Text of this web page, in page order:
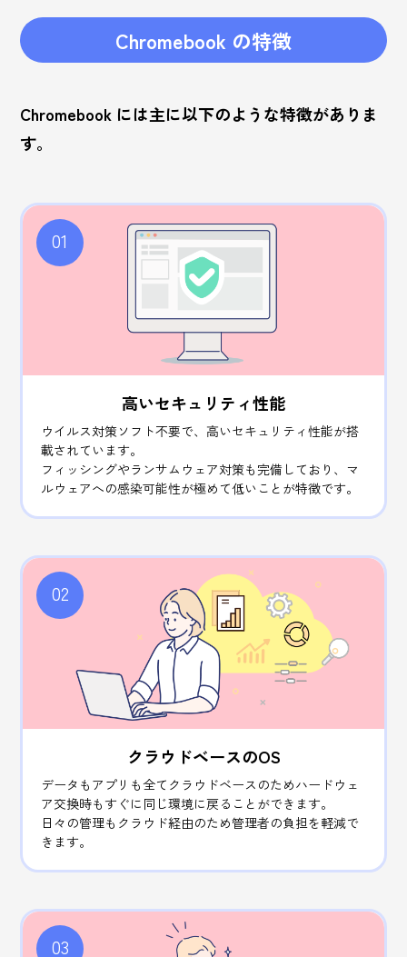
Chromebook の特徴
Chromebook には主に以下のような特徴がありま
す。
01
高いセキュリティ性能
ウイルス対策ソフト不要で、高いセキュリティ性能が搭
載されています。
フィッシングやランサムウェア対策も完備しており、マ
ルウェアへの感染可能性が極めて低いことが特徴です。
02
クラウドベースのOS
データもアプリも全てクラウドベースのためハードウェ
ア交換時もすぐに同じ環境に戻ることができます。
日々の管理もクラウド経由のため管理者の負担を軽減で
きます。
03